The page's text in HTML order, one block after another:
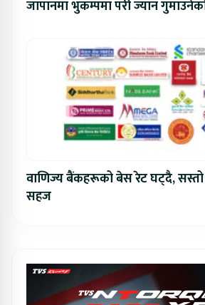
जापानमा भुकम्पमा परी ज्यान
वाणिज्य बैंकहरूको बेस रेट घट्दै,
सहज